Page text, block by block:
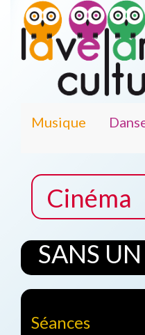
Musique
Cinéma
SANS
Séances